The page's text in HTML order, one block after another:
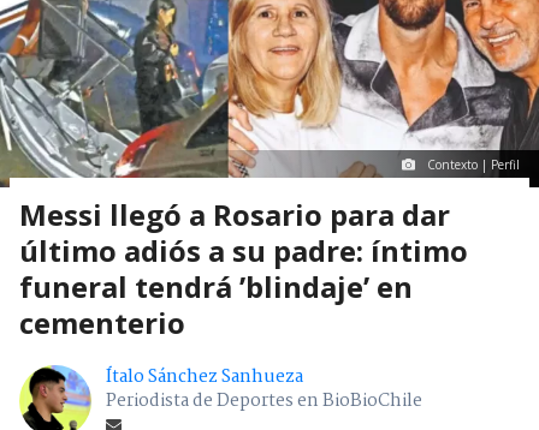
Contexto | Perfil
Messi llegó a Rosario para dar
último adiós a su padre: íntimo
funeral tendrá ’blindaje’ en
cementerio
Ítalo Sánchez Sanhueza
Periodista de Deportes en BioBioChile